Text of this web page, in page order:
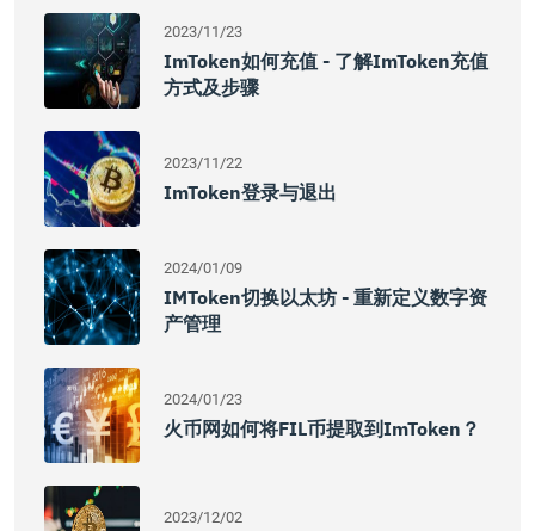
2023/11/23
ImToken如何充值 - 了解imToken充值
方式及步骤
2023/11/22
ImToken登录与退出
2024/01/09
IMToken切换以太坊 - 重新定义数字资
产管理
2024/01/23
火币网如何将FIL币提取到imToken？
2023/12/02